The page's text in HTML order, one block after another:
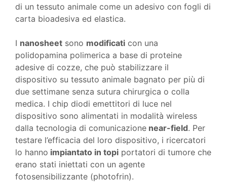
di un tessuto animale come un adesivo con fogli di
carta bioadesiva ed elastica.
I nanosheet sono modificati con una
polidopamina polimerica a base di proteine ​​
adesive di cozze, che può stabilizzare il
dispositivo su tessuto animale bagnato per più di
due settimane senza sutura chirurgica o colla
medica. I chip diodi emettitori di luce nel
dispositivo sono alimentati in modalità wireless
dalla tecnologia di comunicazione near-field. Per
testare l’efficacia del loro dispositivo, i ricercatori
lo hanno impiantato in topi portatori di tumore che
erano stati iniettati con un agente
fotosensibilizzante (photofrin).